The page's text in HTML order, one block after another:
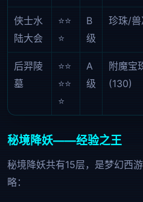
侠士水
陆大会
⭐⭐
⭐
B
级
珍珠/
后羿陵
墓
⭐⭐
⭐⭐
⭐
A
级
附魔宝
(130)
秘境降妖——经验之王
秘境降妖共有15层，是梦幻西
略：